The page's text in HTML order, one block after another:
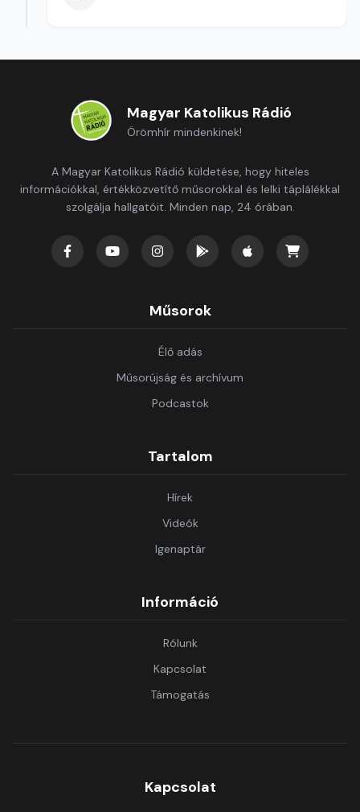
Magyar Katolikus Rádió
Örömhír mindenkinek!
A Magyar Katolikus Rádió küldetése, hogy hiteles
információkkal, értékközvetítő műsorokkal és lelki táplálékkal
szolgálja hallgatóit. Minden nap, 24 órában.
Műsorok
Élő adás
Műsorújság és archívum
Podcastok
Tartalom
Hírek
Videók
Igenaptár
Információ
Rólunk
Kapcsolat
Támogatás
Kapcsolat